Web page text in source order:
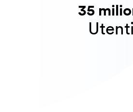
35
​​Utenti